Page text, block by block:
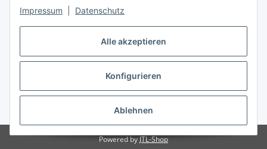
Alle akzeptieren
Konfigurieren
Ablehnen
Impressum Datenschutz
Vertrag widerrufen
* Alle Preise inkl. gesetzlicher USt., inkl.Versand
Powered byJTL-Shop